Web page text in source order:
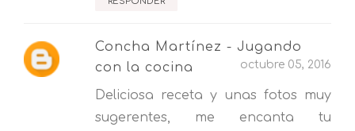
Concha Martínez - Jugando
con la cocina
octubre 05, 2016
Deliciosa receta y unas fotos muy
sugerentes, me encanta tu